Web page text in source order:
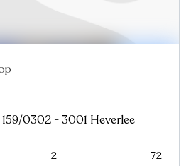
0302 - 3001 Heverlee
2 72